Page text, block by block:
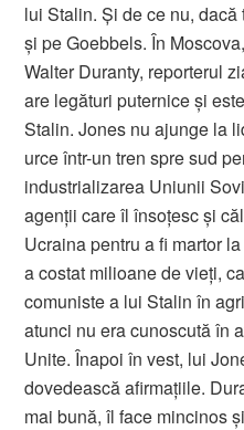
lui Stalin. Și de ce nu,
și pe Goebbels. În
Walter Duranty, reporterul
are legături puternice și
Stalin. Jones nu ajunge la
urce într-un tren spre sud
industrializarea Uniunii
agenții care îl însoțesc și
Ucraina pentru a fi martor
a costat milioane de vieți,
comuniste a lui Stalin în
atunci nu era cunoscută în
Unite. Înapoi în vest, lui
dovedească afirmațiile.
mai bună, îl face mincinos